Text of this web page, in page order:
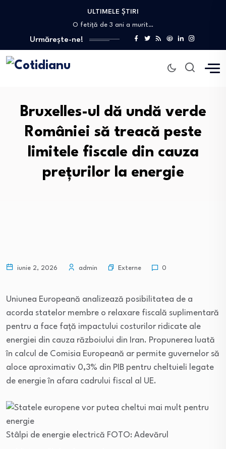
ULTIMELE ȘTIRI
Diana Șoșoacă se vede „șefă de pușcărie”…
O fetiță de 3 ani a murit…
Peste 20 de orașe din Italia, sub…
Urmărește-ne!
Bruxelles-ul dă undă verde
României să treacă peste
limitele fiscale din cauza
prețurilor la energie
iunie 2, 2026 admin Externe 0
Uniunea Europeană analizează posibilitatea de a
acorda statelor membre o relaxare fiscală suplimentară
pentru a face față impactului costurilor ridicate ale
energiei din cauza războiului din Iran. Propunerea luată
în calcul de Comisia Europeană ar permite guvernelor să
aloce aproximativ 0,3% din PIB pentru cheltuieli legate
de energie în afara cadrului fiscal al UE.
Stâlpi de energie electrică FOTO: Adevărul